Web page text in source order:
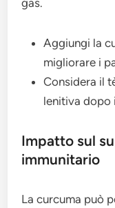
gas.
Aggiungi la
migliorare i
Considera il
lenitiva dopo
Impatto sul
immunitario
La curcuma può